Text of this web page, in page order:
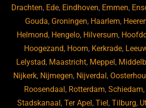
Drachten, Ede, Eindhoven, Emmen,
Gouda, Groningen, Haarlem,
Helmond, Hengelo, Hilversum,
Hoogezand, Hoorn, Kerkrade,
Lelystad, Maastricht, Meppel ,
Nijkerk, Nijmegen, Nijverdal ,
Roosendaal , Rotterdam, Schiedam,
Stadskanaal ,Ter Apel ,Tiel ,Tilburg,